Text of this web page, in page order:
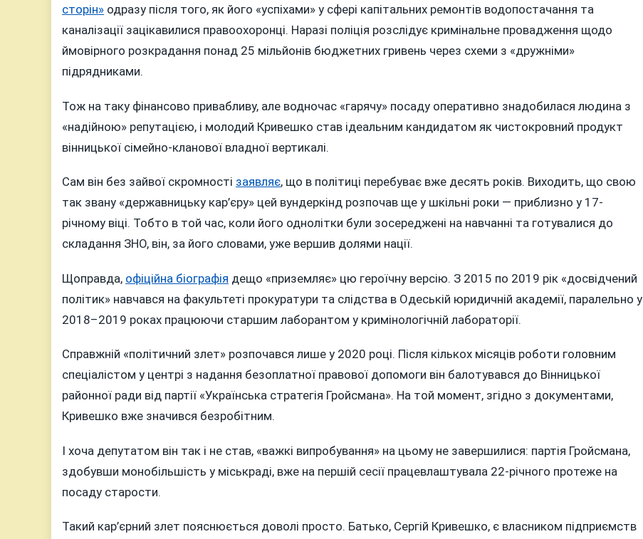
сторін» одразу після того, як його «успіхами» у сфері капітальних ремонтів водопостачання та
каналізації зацікавилися правоохоронці. Наразі поліція розслідує кримінальне провадження щодо
ймовірного розкрадання понад 25 мільйонів бюджетних гривень через схеми з «дружніми»
підрядниками.
Тож на таку фінансово привабливу, але водночас «гарячу» посаду оперативно знадобилася людина з
«надійною» репутацією, і молодий Кривешко став ідеальним кандидатом як чистокровний продукт
вінницької сімейно-кланової владної вертикалі.
Сам він без зайвої скромності заявляє, що в політиці перебуває вже десять років. Виходить, що свою
так звану «державницьку кар’єру» цей вундеркінд розпочав ще у шкільні роки — приблизно у 17-
річному віці. Тобто в той час, коли його однолітки були зосереджені на навчанні та готувалися до
складання ЗНО, він, за його словами, уже вершив долями нації.
Щоправда, офіційна біографія дещо «приземляє» цю героїчну версію. З 2015 по 2019 рік «досвідчений
політик» навчався на факультеті прокуратури та слідства в Одеській юридичній академії, паралельно у
2018–2019 роках працюючи старшим лаборантом у кримінологічній лабораторії.
Справжній «політичний злет» розпочався лише у 2020 році. Після кількох місяців роботи головним
спеціалістом у центрі з надання безоплатної правової допомоги він балотувався до Вінницької
районної ради від партії «Українська стратегія Гройсмана». На той момент, згідно з документами,
Кривешко вже значився безробітним.
І хоча депутатом він так і не став, «важкі випробування» на цьому не завершилися: партія Гройсмана,
здобувши монобільшість у міськраді, вже на першій сесії працевлаштувала 22-річного протеже на
посаду старости.
Такий кар’єрний злет пояснюється доволі просто. Батько, Сергій Кривешко, є власником підприємств